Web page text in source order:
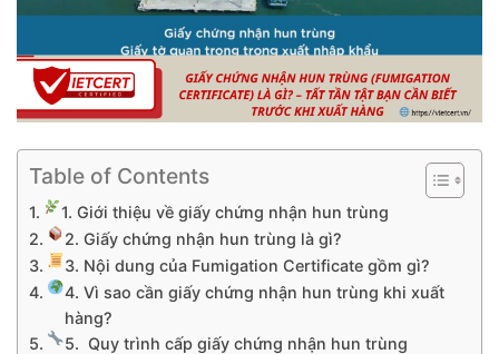
Table of Contents
1. Giới thiệu về giấy chứng nhận hun trùng
2. Giấy chứng nhận hun trùng là gì?
3. Nội dung của Fumigation Certificate gồm gì?
4. Vì sao cần giấy chứng nhận hun trùng khi xuất
hàng?
5. Quy trình cấp giấy chứng nhận hun trùng